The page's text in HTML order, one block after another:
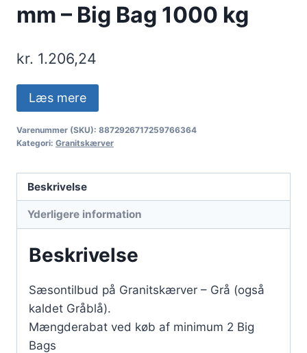
mm – Big Bag 1000 kg
kr. 1.206,24
Læs mere
Varenummer (SKU): 8872926717259766364
Kategori: Granitskærver
Beskrivelse
Yderligere information
Beskrivelse
Sæsontilbud på Granitskærver – Grå (også
kaldet Gråblå).
Mængderabat ved køb af minimum 2 Big
Bags